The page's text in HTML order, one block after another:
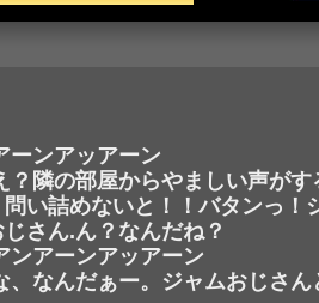
ーンアッアーン
？隣の部屋からやましい声が
ないと！！バタンっ！ジ
さん.ん？なんだね？
ンアーンアッアーン
、なんだぁー。ジャムおじさ